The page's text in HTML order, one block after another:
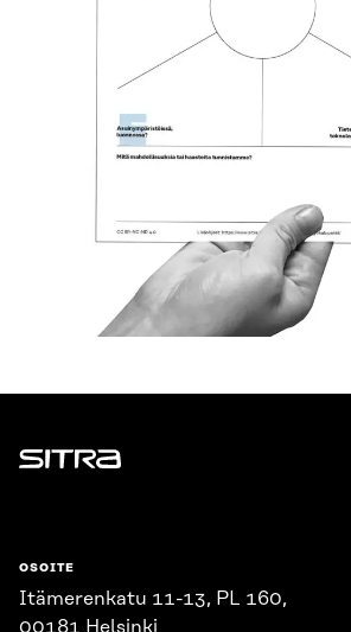
Sitra
OSOITE
Itämerenkatu 11-13, PL 160,
00181 Helsinki